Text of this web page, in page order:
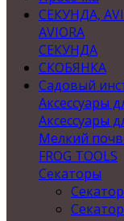
СЕКУНДА,
AVIORA
СЕКУНДА
СКОБЯНКА
Садовый
Аксессуары
Аксессуары
Мелкий
FROG TOOLS
Секаторы